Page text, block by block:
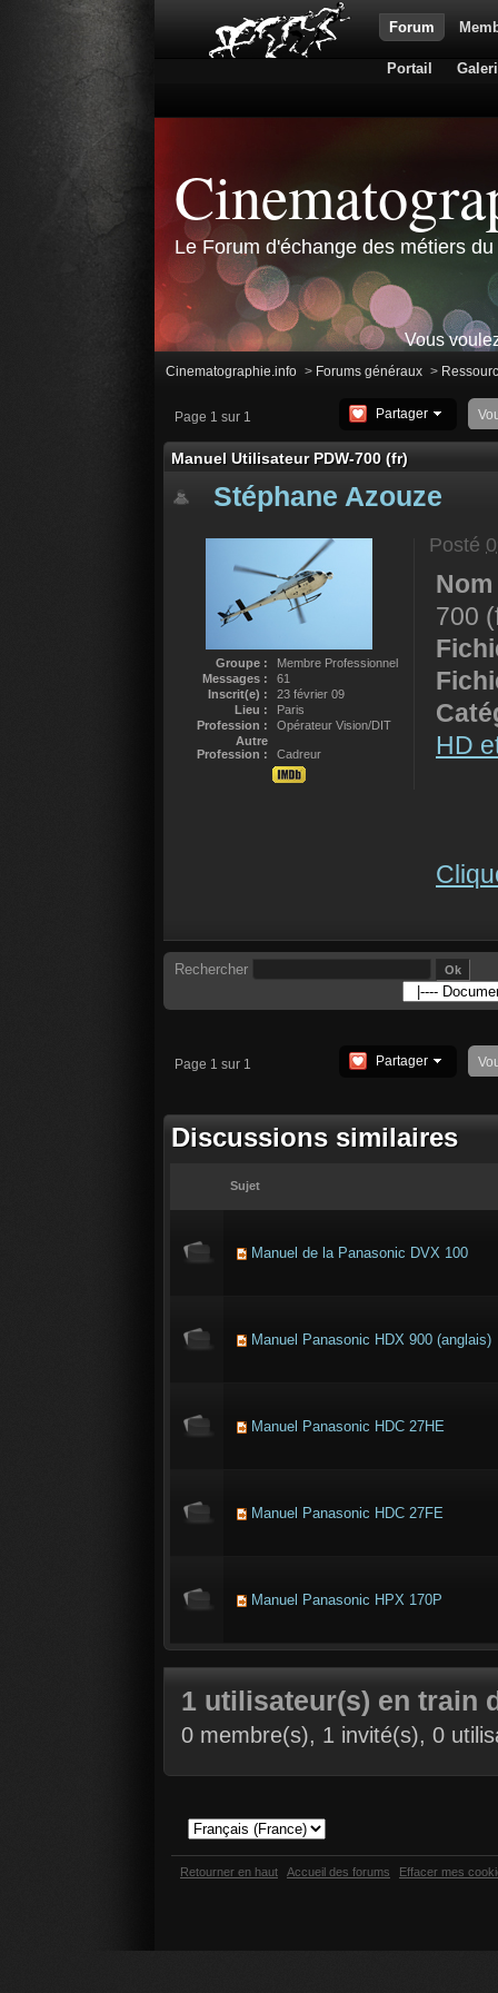
Forum
Portail
Le Forum d'échange des métiers
Vous
Cinematographie.info > Forums généraux >
Page 1 sur 1 Partager
Manuel Utilisateur PDW-700 (fr)
Stéphane Azouze
Groupe :
Membre Professionnel
Messages :
61
Inscrit(e) :
23 février 09
Lieu :
Paris
Profession :
Opérateur Vision/DIT
Autre
Profession :
Cadreur
Posté
700
HD
Rechercher
Page 1 sur 1 Partager
Discussions similaires
Sujet
Manuel de la Panasonic DVX 100
Manuel Panasonic HDX 900 (anglais)
Manuel Panasonic HDC 27HE
Manuel Panasonic HDC 27FE
Manuel Panasonic HPX 170P
1 utilisateur(s) en train
0 membre(s), 1 invité(s), 0
Retourner en haut Accueil des forums Effacer mes